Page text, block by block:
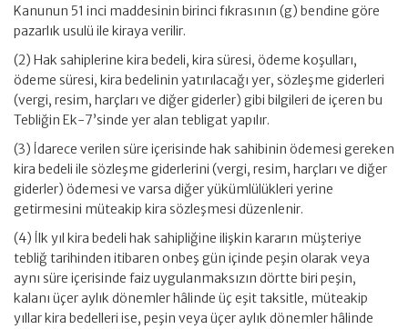
Kanunun 51 inci maddesinin birinci fıkrasının (g) bendine göre
pazarlık usulü ile kiraya verilir.
(2) Hak sahiplerine kira bedeli, kira süresi, ödeme koşulları,
ödeme süresi, kira bedelinin yatırılacağı yer, sözleşme giderleri
(vergi, resim, harçları ve diğer giderler) gibi bilgileri de içeren bu
Tebliğin Ek-7’sinde yer alan tebligat yapılır.
(3) İdarece verilen süre içerisinde hak sahibinin ödemesi gereken
kira bedeli ile sözleşme giderlerini (vergi, resim, harçları ve diğer
giderler) ödemesi ve varsa diğer yükümlülükleri yerine
getirmesini müteakip kira sözleşmesi düzenlenir.
(4) İlk yıl kira bedeli hak sahipliğine ilişkin kararın müşteriye
tebliğ tarihinden itibaren onbeş gün içinde peşin olarak veya
aynı süre içerisinde faiz uygulanmaksızın dörtte biri peşin,
kalanı üçer aylık dönemler hâlinde üç eşit taksitle, müteakip
yıllar kira bedelleri ise, peşin veya üçer aylık dönemler hâlinde